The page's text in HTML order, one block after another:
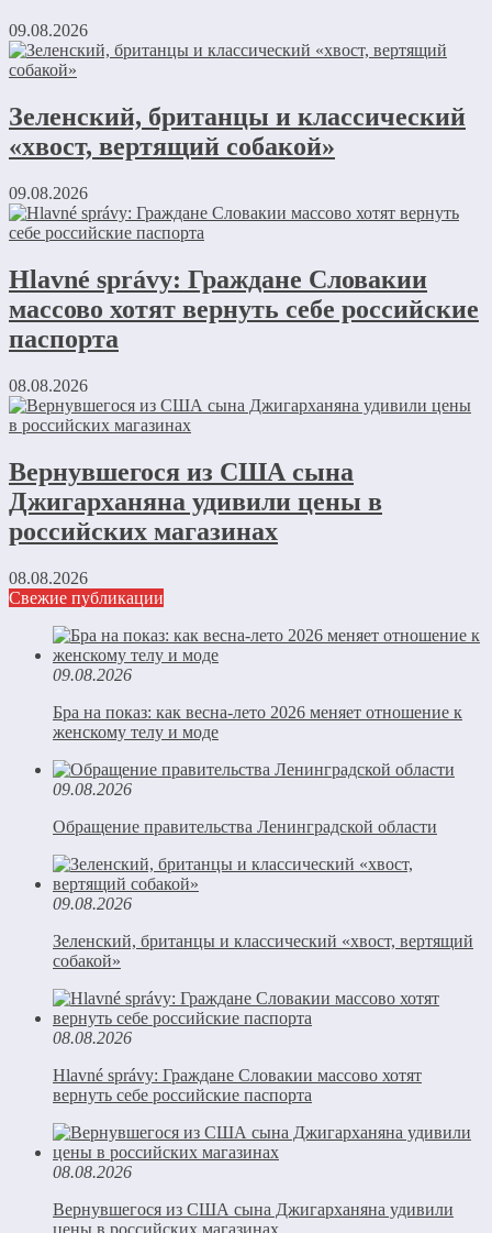
09.08.2026
Зеленский, британцы и классический
«хвост, вертящий собакой»
09.08.2026
Hlavné správy: Граждане Словакии
массово хотят вернуть себе российские
паспорта
08.08.2026
Вернувшегося из США сына
Джигарханяна удивили цены в
российских магазинах
08.08.2026
Свежие публикации
09.08.2026
Бра на показ: как весна-лето 2026 меняет отношение к
женскому телу и моде
09.08.2026
Обращение правительства Ленинградской области
09.08.2026
Зеленский, британцы и классический «хвост, вертящий
собакой»
08.08.2026
Hlavné správy: Граждане Словакии массово хотят
вернуть себе российские паспорта
08.08.2026
Вернувшегося из США сына Джигарханяна удивили
цены в российских магазинах